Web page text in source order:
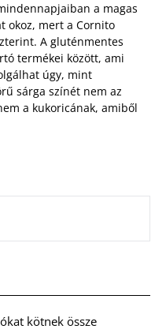
a magas
okoz, mert a Cornito
A gluténmentes
termékei között, ami
úgy, mint
sárga színét nem az
a kukoricának, amiből
kötnek össze